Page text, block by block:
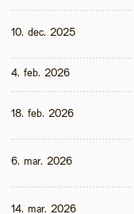
10. dec. 2025
4. feb. 2026
18. feb. 2026
6. mar. 2026
14. mar. 2026